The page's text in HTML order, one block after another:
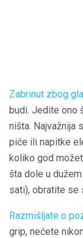
Zabrinut zbog
budi. Jedite ono
ništa. Najvažnija
piće ili napitke
koliko god
šta dole u
sati), obratite se
Razmišljate o
grip, nećete